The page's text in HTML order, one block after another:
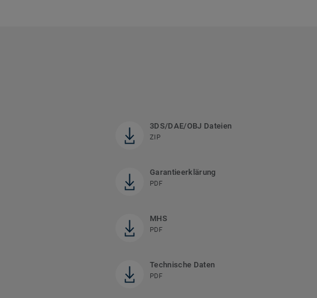
3DS/DAE/OBJ Dateien
ZIP
Garantieerklärung
PDF
MHS
PDF
Technische Daten
PDF